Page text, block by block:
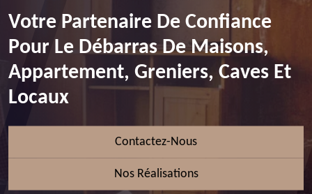
Votre Partenaire De Confiance
Pour Le Débarras De Maisons,
Appartement, Greniers, Caves Et
Locaux
Contactez-Nous
Nos Réalisations